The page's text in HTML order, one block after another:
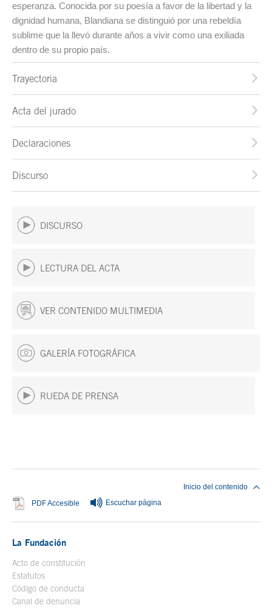
esperanza. Conocida por su poesía a favor de la libertad y la
dignidad humana, Blandiana se distinguió por una rebeldía
sublime que la llevó durante años a vivir como una exiliada
dentro de su propio país.
Trayectoria
Acta del jurado
Declaraciones
Discurso
DISCURSO
LECTURA DEL ACTA
VER CONTENIDO MULTIMEDIA
GALERÍA FOTOGRÁFICA
RUEDA DE PRENSA
PDF Accesible Se abre en ventana nueva
Escuchar página
Inicio del contenido
La Fundación
Acto de constitución
Estatutos
Código de conducta
Canal de denuncia